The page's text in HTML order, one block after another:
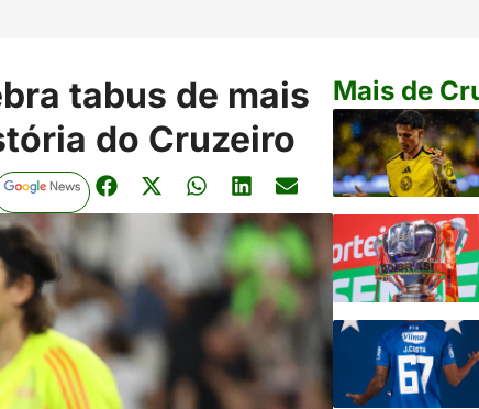
tabus de mais
do Cruzeiro
Mais de